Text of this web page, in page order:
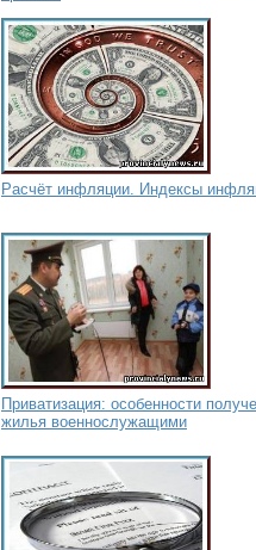
Расчёт инфляции. Индексы
Приватизация: особенности
жилья военнослужащими